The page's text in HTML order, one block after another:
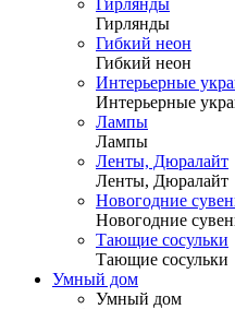
Гирлянды
Гирлянды
Гибкий неон
Гибкий неон
Интерьерные
Интерьерные
Лампы
Лампы
Ленты, Дюралайт
Ленты, Дюралайт
Новогодние
Новогодние
Тающие сосульки
Тающие сосульки
Умный дом
Умный дом